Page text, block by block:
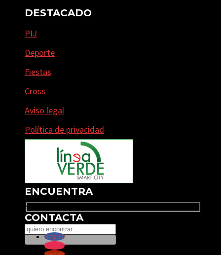
DESTACADO
PIJ
Deporte
Fiestas
Cross
Aviso legal
Política de privacidad
ENCUENTRA
Search
CONTACTA
Seguir
Seguir